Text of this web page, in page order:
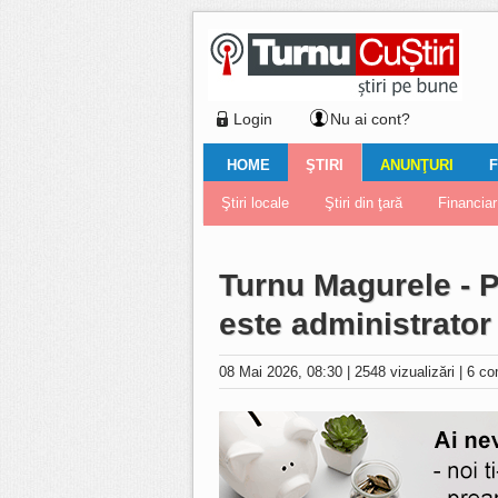
Login Nu ai cont?
HOME
Ştiri locale Turnaţi aici!
ŞTIRI
Ştiri locale Ştiri din ţară Financiar
ANUNŢURI
Imobiliare Auto Închirieri
Galerii Foto Galerii video
Comentariul zilei
Turnu Magurele -
este administrator
08 Mai 2026, 08:30 2548 vizualizări 6